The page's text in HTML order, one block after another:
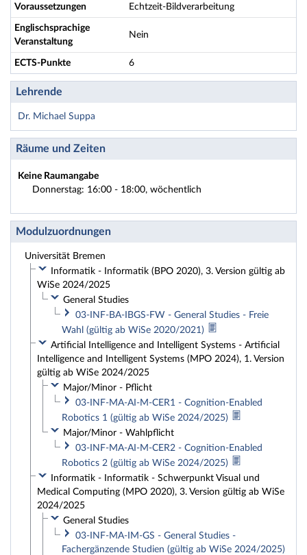
Voraussetzungen Echtzeit-Bildverarbeitung
Englischsprachige
Veranstaltung
Nein
ECTS-Punkte 6
Lehrende
Dr. Michael Suppa
Räume und Zeiten
Keine Raumangabe
Donnerstag: 16:00 - 18:00, wöchentlich
Modulzuordnungen
Universität Bremen
Informatik - Informatik (BPO 2020), 3. Version gültig ab
WiSe 2024/2025
General Studies
03-INF-BA-IBGS-FW - General Studies - Freie
Wahl (gültig ab WiSe 2020/2021)
Artificial Intelligence and Intelligent Systems - Artificial
Intelligence and Intelligent Systems (MPO 2024), 1. Version
gültig ab WiSe 2024/2025
Major/Minor - Pflicht
03-INF-MA-AI-M-CER1 - Cognition-Enabled
Robotics 1 (gültig ab WiSe 2024/2025)
Major/Minor - Wahlpflicht
03-INF-MA-AI-M-CER2 - Cognition-Enabled
Robotics 2 (gültig ab WiSe 2024/2025)
Informatik - Informatik - Schwerpunkt Visual und
Medical Computing (MPO 2020), 3. Version gültig ab WiSe
2024/2025
General Studies
03-INF-MA-IM-GS - General Studies -
Fachergänzende Studien (gültig ab WiSe 2024/2025)